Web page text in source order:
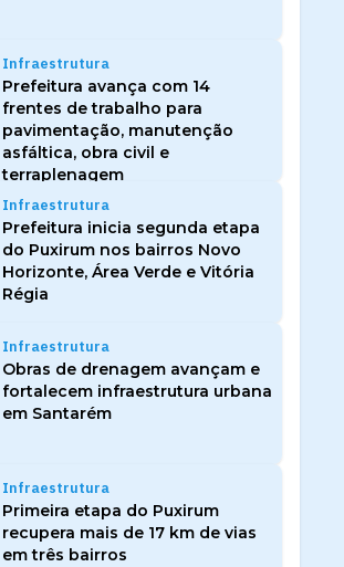
Infraestrutura
Prefeitura avança com 14
frentes de trabalho para
pavimentação, manutenção
asfáltica, obra civil e
terraplenagem
Infraestrutura
Prefeitura inicia segunda etapa
do Puxirum nos bairros Novo
Horizonte, Área Verde e Vitória
Régia
Infraestrutura
Obras de drenagem avançam e
fortalecem infraestrutura urbana
em Santarém
Infraestrutura
Primeira etapa do Puxirum
recupera mais de 17 km de vias
em três bairros